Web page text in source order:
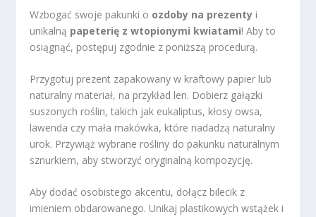
Wzbogać swoje pakunki o ozdoby na prezenty i
unikalną papeterię z wtopionymi kwiatami! Aby to
osiągnąć, postępuj zgodnie z poniższą procedurą.
Przygotuj prezent zapakowany w kraftowy papier lub
naturalny materiał, na przykład len. Dobierz gałązki
suszonych roślin, takich jak eukaliptus, kłosy owsa,
lawenda czy mała makówka, które nadadzą naturalny
urok. Przywiąż wybrane rośliny do pakunku naturalnym
sznurkiem, aby stworzyć oryginalną kompozycję.
Aby dodać osobistego akcentu, dołącz bilecik z
imieniem obdarowanego. Unikaj plastikowych wstążek i